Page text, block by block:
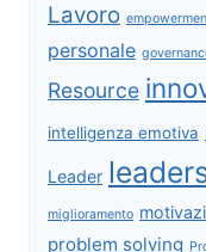
Lavoro
personale
Resource
intelligenza emotiva
Leader
miglioramento
problem solving